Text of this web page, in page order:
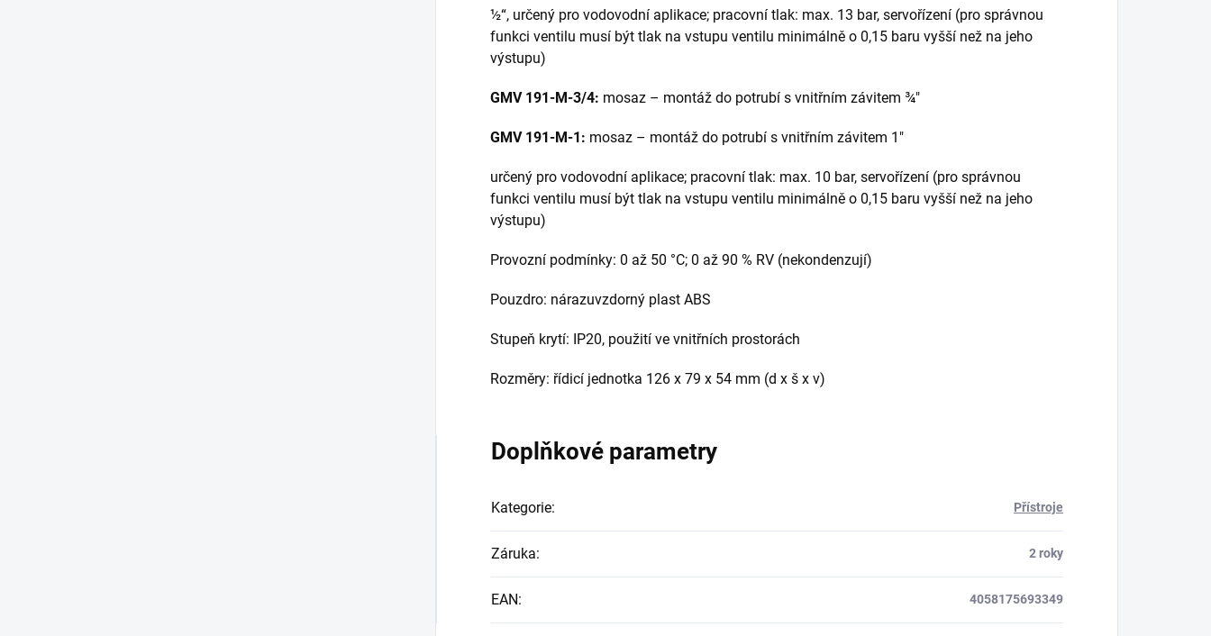
½“, určený pro vodovodní aplikace; pracovní tlak: max. 13 bar, servořízení (pro správnou
funkci ventilu musí být tlak na vstupu ventilu minimálně o 0,15 baru vyšší než na jeho
výstupu)
GMV 191-M-3/4: mosaz – montáž do potrubí s vnitřním závitem ¾"
GMV 191-M-1: mosaz – montáž do potrubí s vnitřním závitem 1"
určený pro vodovodní aplikace; pracovní tlak: max. 10 bar, servořízení (pro správnou
funkci ventilu musí být tlak na vstupu ventilu minimálně o 0,15 baru vyšší než na jeho
výstupu)
Provozní podmínky: 0 až 50 °C; 0 až 90 % RV (nekondenzují)
Pouzdro: nárazuvzdorný plast ABS
Stupeň krytí: IP20, použití ve vnitřních prostorách
Rozměry: řídicí jednotka 126 x 79 x 54 mm (d x š x v)
Doplňkové parametry
Kategorie: Přístroje
Záruka: 2 roky
EAN: 4058175693349